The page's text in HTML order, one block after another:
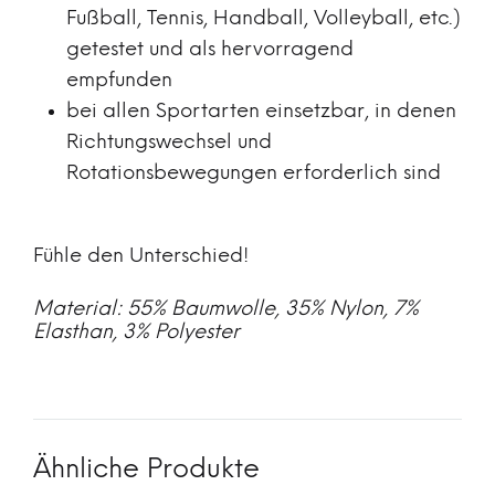
Fußball, Tennis, Handball, Volleyball, etc.)
getestet und als hervorragend
empfunden
bei allen Sportarten einsetzbar, in denen
Richtungswechsel und
Rotationsbewegungen erforderlich sind
Fühle den Unterschied!
Material: 55% Baumwolle, 35% Nylon, 7%
Elasthan, 3% Polyester
Ähnliche Produkte